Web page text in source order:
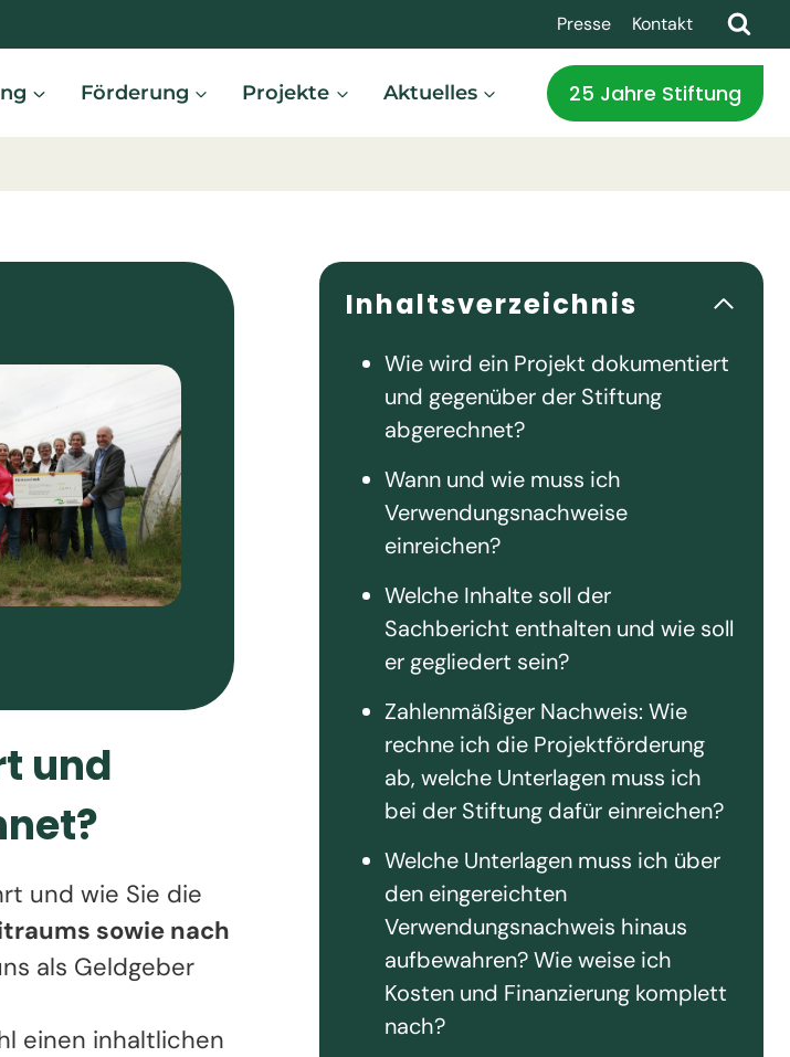
Presse Kontakt
Förderung Projekte Aktuelles 25 Jahre Stiftung
und
und wie Sie die
sowie nach
als Geldgeber
einen inhaltlichen
Inhaltsverzeichnis
Wie wird ein Projekt dokumentiert
und gegenüber der Stiftung
abgerechnet?
Wann und wie muss ich
Verwendungsnachweise
einreichen?
Welche Inhalte soll der
Sachbericht enthalten und wie soll
er gegliedert sein?
Zahlenmäßiger Nachweis: Wie
rechne ich die Projektförderung
ab, welche Unterlagen muss ich
bei der Stiftung dafür einreichen?
Welche Unterlagen muss ich über
den eingereichten
Verwendungsnachweis hinaus
aufbewahren? Wie weise ich
Kosten und Finanzierung komplett
nach?